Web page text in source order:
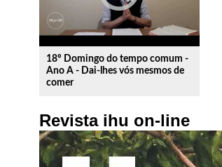
18º Domingo do tempo comum -
Ano A - Dai-lhes vós mesmos de
comer
Revista ihu on-line